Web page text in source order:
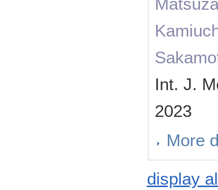
Int. J.
2023
More
display